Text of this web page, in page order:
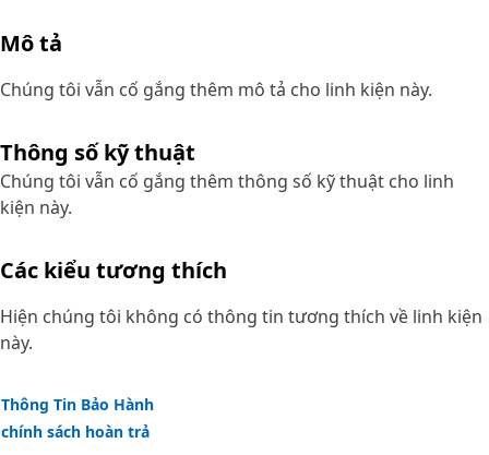
Mô tả
Chúng tôi vẫn cố gắng thêm mô tả cho linh kiện này.
Thông số kỹ thuật
Chúng tôi vẫn cố gắng thêm thông số kỹ thuật cho linh
kiện này.
Các kiểu tương thích
Hiện chúng tôi không có thông tin tương thích về linh kiện
này.
Thông Tin Bảo Hành
chính sách hoàn trả